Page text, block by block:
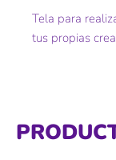
Tela para
tus propias